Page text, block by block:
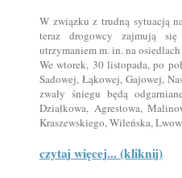
W związku z trudną sytuacją
teraz drogowcy zajmują
utrzymaniem m. in. na
We wtorek, 30 listopada, po
Sadowej, Łąkowej, Gajowej,
zwały śniegu będą
Działkowa, Agrestowa,
Kraszewskiego, Wileńska,
czytaj więcej... (kliknij)